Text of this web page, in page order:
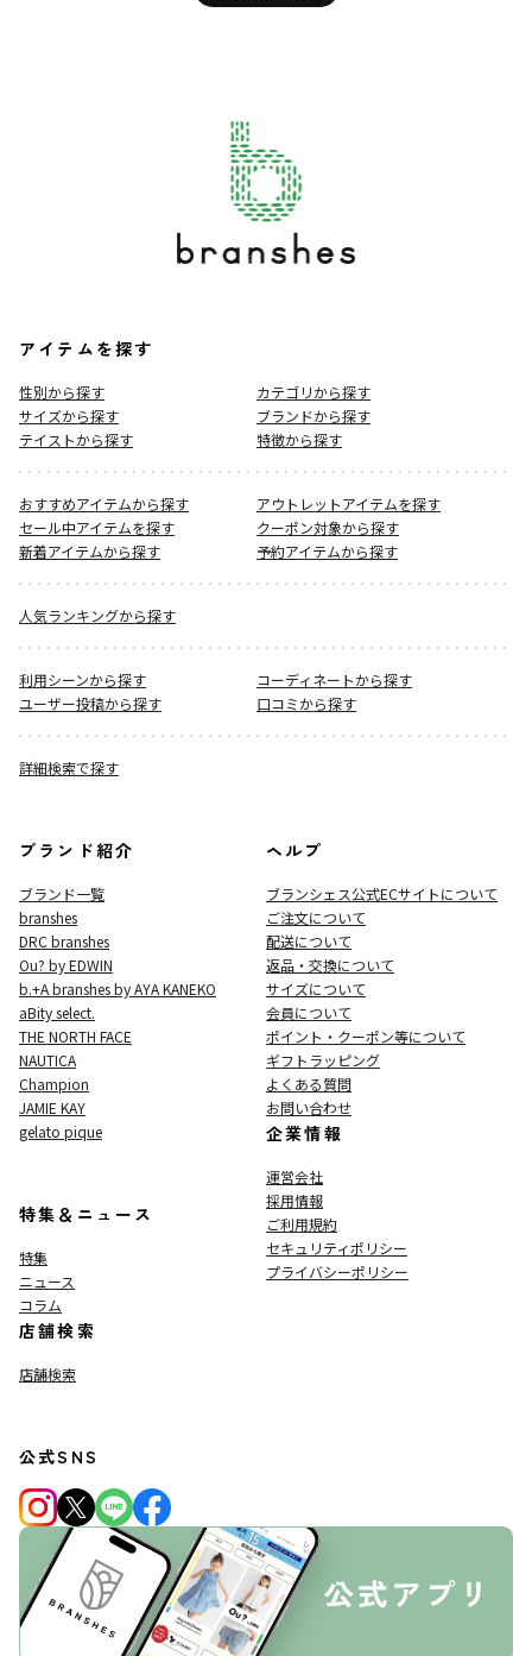
アイテムを探す
性別から探す
カテゴリから探す
サイズから探す
ブランドから探す
テイストから探す
特徴から探す
おすすめアイテムから探す
アウトレットアイテムを探す
セール中アイテムを探す
クーポン対象から探す
新着アイテムから探す
予約アイテムから探す
人気ランキングから探す
利用シーンから探す
コーディネートから探す
ユーザー投稿から探す
口コミから探す
詳細検索で探す
ブランド紹介
ブランド一覧
branshes
DRC branshes
Ou? by EDWIN
b.+A branshes by AYA KANEKO
aBity select.
THE NORTH FACE
NAUTICA
Champion
JAMIE KAY
gelato pique
特集＆ニュース
特集
ニュース
コラム
店舗検索
店舗検索
ヘルプ
ブランシェス公式ECサイトについて
ご注文について
配送について
返品・交換について
サイズについて
会員について
ポイント・クーポン等について
ギフトラッピング
よくある質問
お問い合わせ
企業情報
運営会社
採用情報
ご利用規約
セキュリティポリシー
プライバシーポリシー
公式SNS